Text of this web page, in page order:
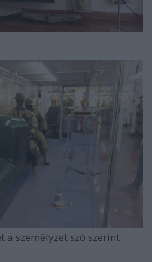
személyzet szó szerint